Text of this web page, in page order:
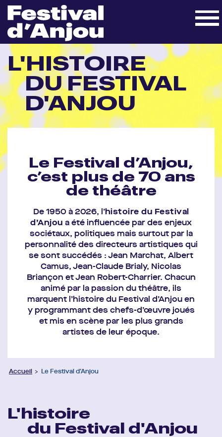
L'HISTOIRE
DU FESTIVAL
D'ANJOU
Le Festival d’Anjou,
c’est plus de 70 ans
de théâtre
De 1950 à 2026, l’histoire du Festival
d’Anjou a été influencée par des enjeux
sociétaux, politiques mais surtout par la
personnalité des directeurs artistiques qui
se sont succédés : Jean Marchat, Albert
Camus, Jean-Claude Brialy, Nicolas
Briançon et Jean Robert-Charrier. Chacun
animé par la passion du théâtre, ils
marquent l’histoire du Festival d’Anjou en
y programmant des chefs-d’œuvre joués
et mis en scène par les plus grands
artistes de leur époque.
Accueil Le Festival d’Anjou
L'histoire
du Festival d'Anjou